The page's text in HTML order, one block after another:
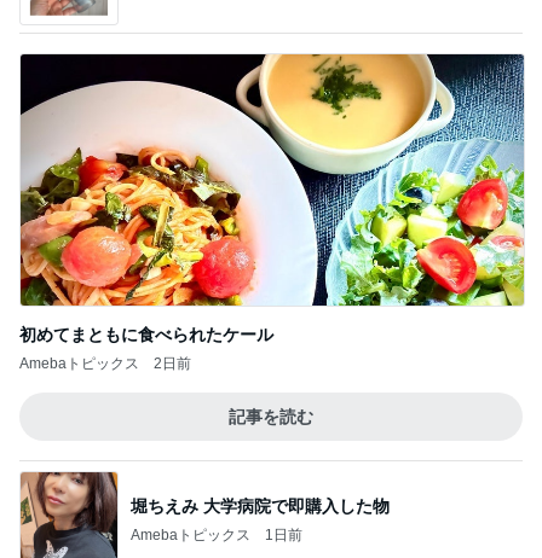
初めてまともに食べられたケール
Amebaトピックス 2日前
記事を読む
堀ちえみ 大学病院で即購入した物
Amebaトピックス 1日前